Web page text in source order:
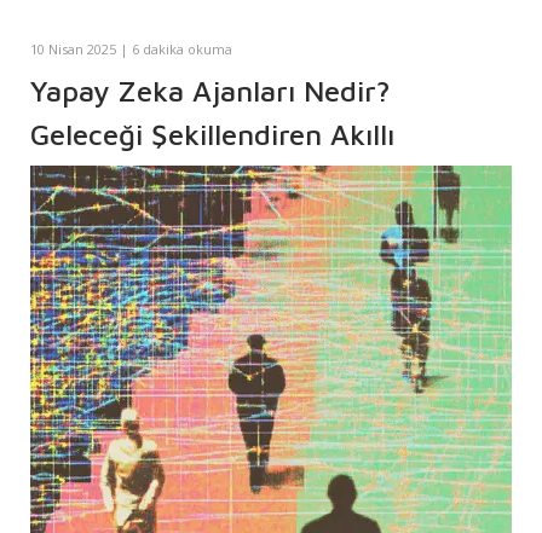
10 Nisan 2025 | 6 dakika okuma
Yapay Zeka Ajanları Nedir?
Geleceği Şekillendiren Akıllı
Sistemler